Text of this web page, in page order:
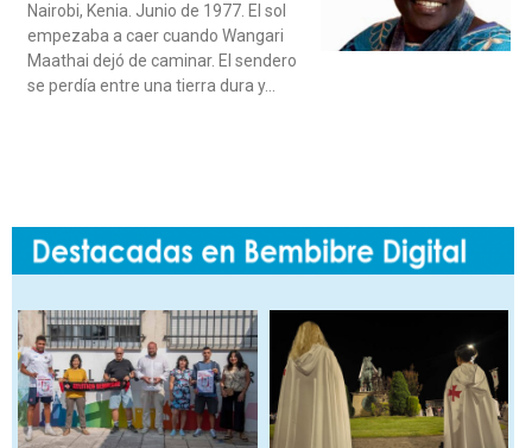
Nairobi, Kenia. Junio de 1977. El sol
empezaba a caer cuando Wangari
Maathai dejó de caminar. El sendero
se perdía entre una tierra dura y…